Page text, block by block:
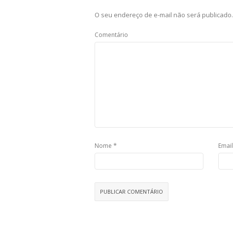
O seu endereço de e-mail não será publicado.
Comentário
Nome * Email